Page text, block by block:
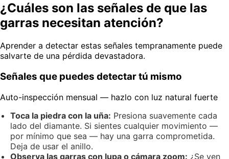
¿Cuáles son las señales de que las
garras necesitan atención?
Aprender a detectar estas señales tempranamente puede
salvarte de una pérdida devastadora.
Señales que puedes detectar tú mismo
Auto-inspección mensual — hazlo con luz natural fuerte
Toca la piedra con la uña: Presiona suavemente cada
lado del diamante. Si sientes cualquier movimiento —
por mínimo que sea — hay una garra comprometida.
Deja de usar el anillo.
Observa las garras con lupa o cámara zoom: ¿Se ven